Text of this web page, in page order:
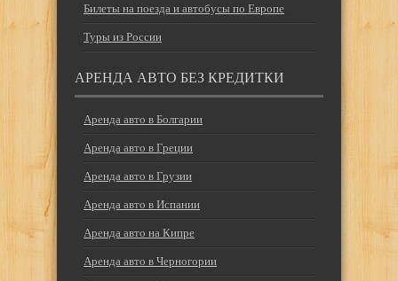
Билеты на поезда и автобусы по Европе
Туры из России
АРЕНДА АВТО БЕЗ КРЕДИТКИ
Аренда авто в Болгарии
Аренда авто в Греции
Аренда авто в Грузии
Аренда авто в Испании
Аренда авто на Кипре
Аренда авто в Черногории